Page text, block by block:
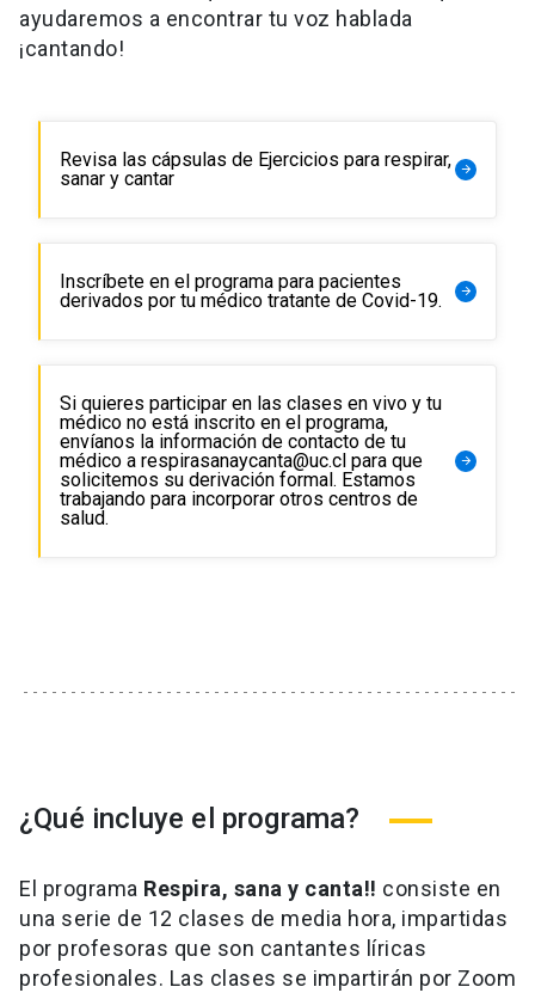
ayudaremos a encontrar tu voz hablada
¡cantando!
Revisa las cápsulas de Ejercicios para respirar,
sanar y cantar
arrow_forward
Inscríbete en el programa para pacientes
derivados por tu médico tratante de Covid-19.
arrow_forward
Si quieres participar en las clases en vivo y tu
médico no está inscrito en el programa,
envíanos la información de contacto de tu
médico a respirasanaycanta@uc.cl para que
solicitemos su derivación formal. Estamos
trabajando para incorporar otros centros de
salud.
arrow_forward
¿Qué incluye el programa?
El programa Respira, sana y canta!! consiste en
una serie de 12 clases de media hora, impartidas
por profesoras que son cantantes líricas
profesionales. Las clases se impartirán por Zoom